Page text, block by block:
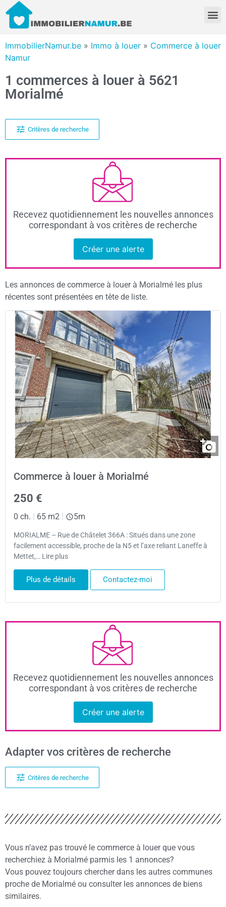
ImmobilierNamur.be » Immo à louer » Commerce à louer
Namur
1 commerces à louer à 5621
Morialmé
Critères de recherche
Recevez quotidiennement les nouvelles annonces
correspondant à vos critères de recherche
Créer une alerte
Les annonces de commerce à louer à Morialmé les plus
récentes sont présentées en tête de liste.
Commerce à louer à Morialmé
250 €
0 ch. | 65 m2 | 5m
MORIALME – Rue de Châtelet 366A : Situés dans une zone
facilement accessible, proche de la N5 et l’axe reliant Laneffe à
Mettet,… Lire plus
Plus de détails Contactez-moi
Recevez quotidiennement les nouvelles annonces
correspondant à vos critères de recherche
Créer une alerte
Adapter vos critères de recherche
Critères de recherche
Vous n’avez pas trouvé le commerce à louer que vous
recherchiez à Morialmé parmis les 1 annonces?
Vous pouvez toujours chercher dans les autres communes
proche de Morialmé ou consulter les annonces de biens
similaires.